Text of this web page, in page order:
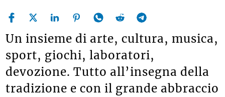
Un insieme di arte, cultura, musica,
sport, giochi, laboratori,
devozione. Tutto all’insegna della
tradizione e con il grande abbraccio